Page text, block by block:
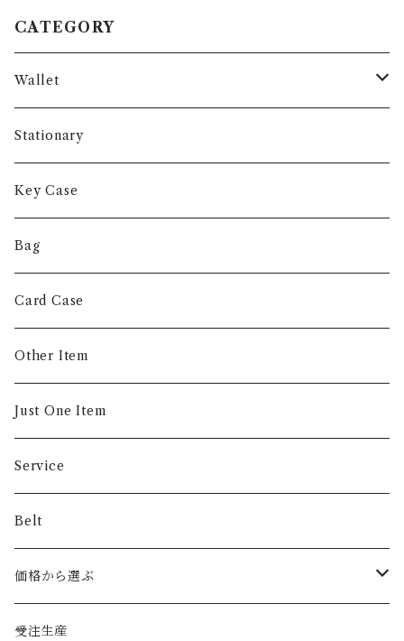
CATEGORY
Wallet
Long Wallet
Short Wallet
Coin Case
Money Clip
Stationary
Key Case
Bag
Card Case
Other Item
Just One Item
Service
Belt
価格から選ぶ
〜5,000円
受注生産